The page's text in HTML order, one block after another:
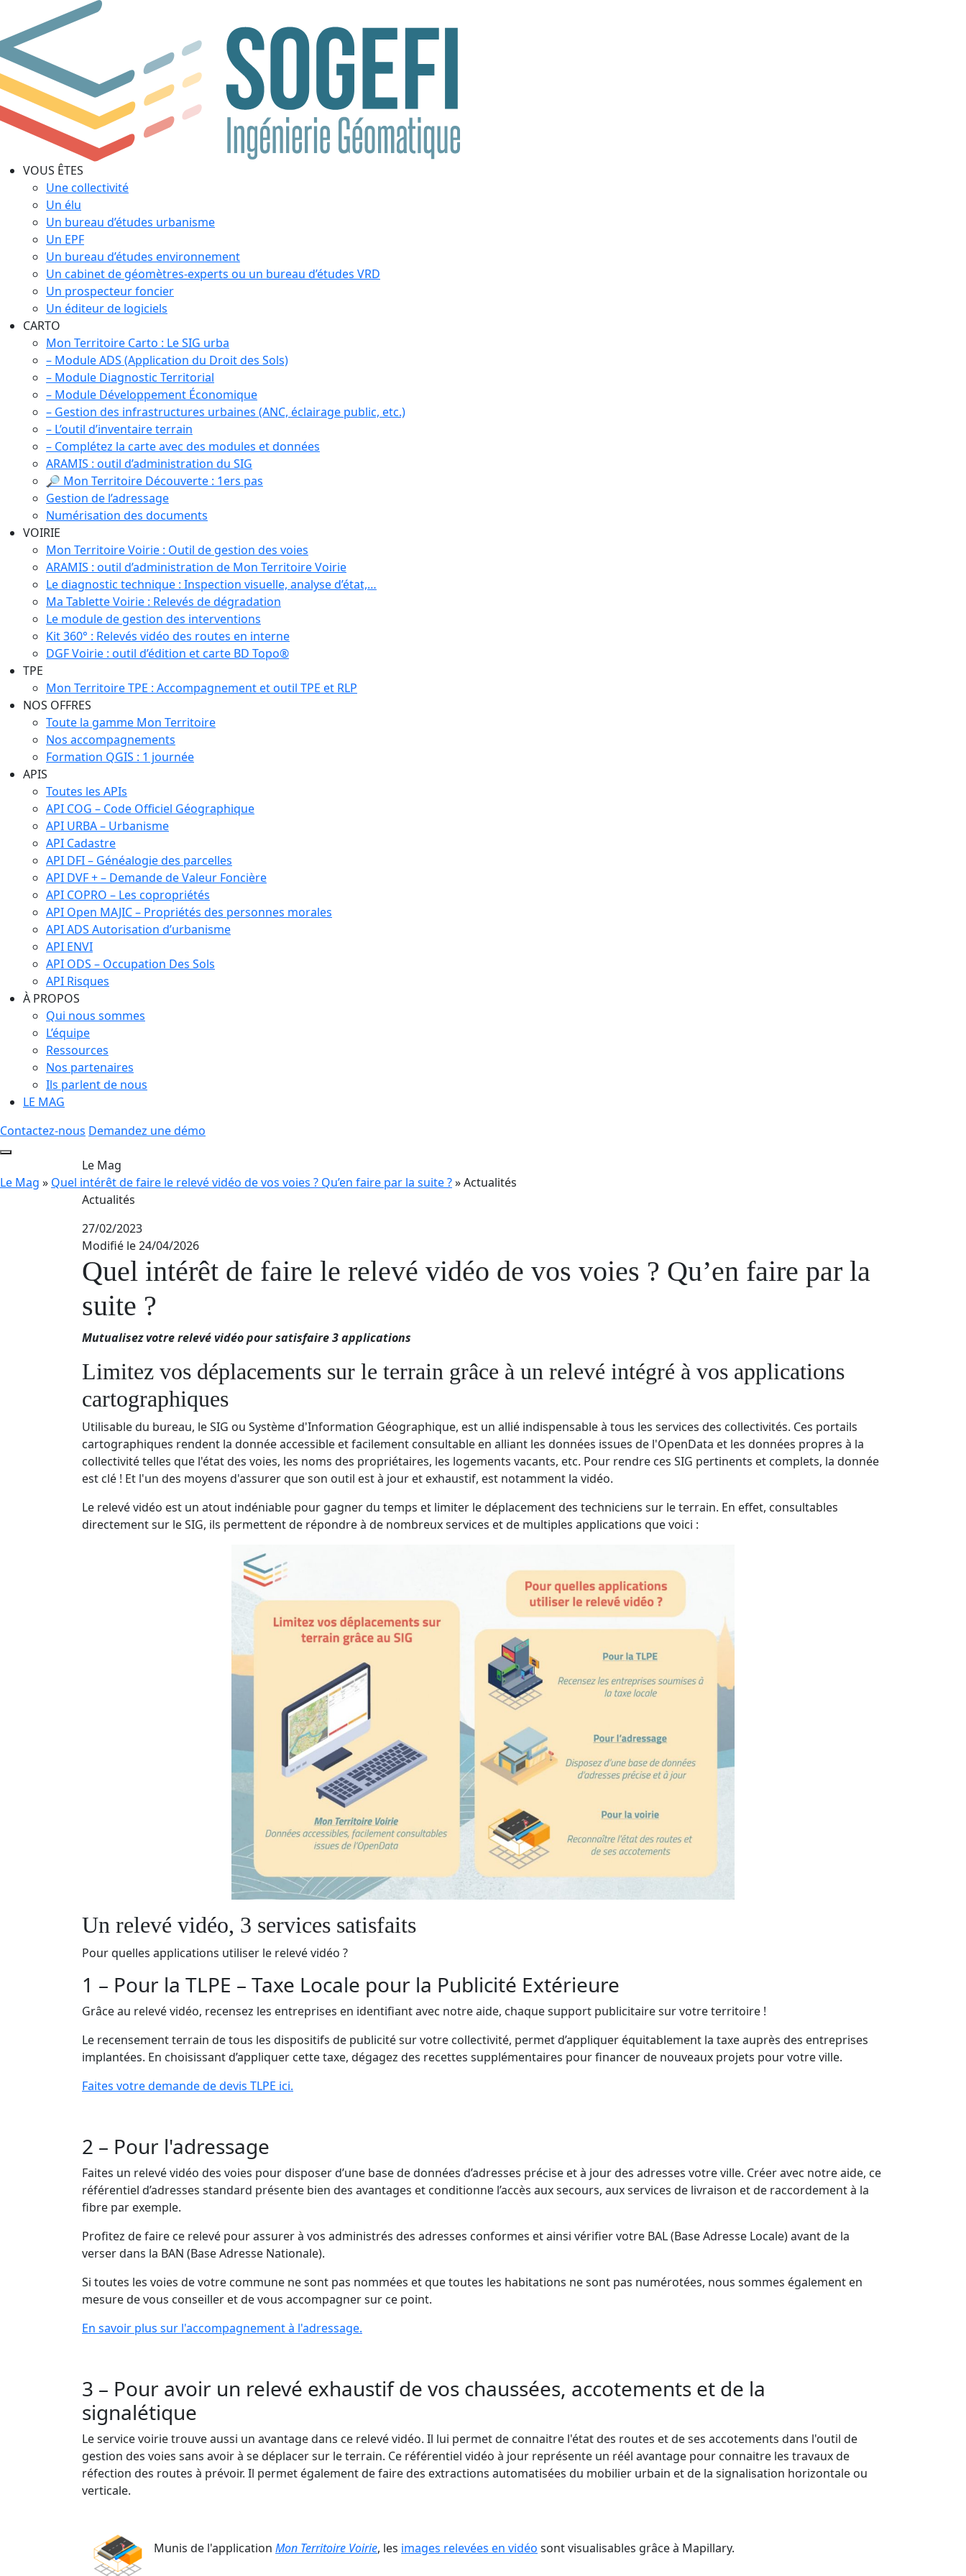
VOUS ÊTES
Une collectivité
Un élu
Un bureau d’études urbanisme
Un EPF
Un bureau d’études environnement
Un cabinet de géomètres-experts ou un bureau d’études VRD
Un prospecteur foncier
Un éditeur de logiciels
CARTO
Mon Territoire Carto : Le SIG urba
– Module ADS (Application du Droit des Sols)
– Module Diagnostic Territorial
– Module Développement Économique
– Gestion des infrastructures urbaines (ANC, éclairage public, etc.)
– L’outil d’inventaire terrain
– Complétez la carte avec des modules et données
ARAMIS : outil d’administration du SIG
🔎 Mon Territoire Découverte : 1ers pas
Gestion de l’adressage
Numérisation des documents
VOIRIE
Mon Territoire Voirie : Outil de gestion des voies
ARAMIS : outil d’administration de Mon Territoire Voirie
Le diagnostic technique : Inspection visuelle, analyse d’état,…
Ma Tablette Voirie : Relevés de dégradation
Le module de gestion des interventions
Kit 360° : Relevés vidéo des routes en interne
DGF Voirie : outil d’édition et carte BD Topo®
TPE
Mon Territoire TPE : Accompagnement et outil TPE et RLP
NOS OFFRES
Toute la gamme Mon Territoire
Nos accompagnements
Formation QGIS : 1 journée
APIS
Toutes les APIs
API COG – Code Officiel Géographique
API URBA – Urbanisme
API Cadastre
API DFI – Généalogie des parcelles
API DVF + – Demande de Valeur Foncière
API COPRO – Les copropriétés
API Open MAJIC – Propriétés des personnes morales
API ADS Autorisation d’urbanisme
API ENVI
API ODS – Occupation Des Sols
API Risques
À PROPOS
Qui nous sommes
L’équipe
Ressources
Nos partenaires
Ils parlent de nous
LE MAG
Contactez-nous Demandez une démo
Le Mag
Le Mag » Quel intérêt de faire le relevé vidéo de vos voies ? Qu’en faire par la suite ?»Actualités
Actualités
27/02/2023
Modifié le 24/04/2026
Quel intérêt de faire le relevé vidéo de vos voies ? Qu’en faire par la
suite ?
Mutualisez votre relevé vidéo pour satisfaire 3 applications
Limitez vos déplacements sur le terrain grâce à un relevé intégré à vos applications
cartographiques
Utilisable du bureau, le SIG ou Système d'Information Géographique, est un allié indispensable à tous les services des collectivités. Ces portails
cartographiques rendent la donnée accessible et facilement consultable en alliant les données issues de l'OpenData et les données propres à la
collectivité telles que l'état des voies, les noms des propriétaires, les logements vacants, etc. Pour rendre ces SIG pertinents et complets, la donnée
est clé ! Et l'un des moyens d'assurer que son outil est à jour et exhaustif, est notamment la vidéo.
Le relevé vidéo est un atout indéniable pour gagner du temps et limiter le déplacement des techniciens sur le terrain. En effet, consultables
directement sur le SIG, ils permettent de répondre à de nombreux services et de multiples applications que voici :
Un relevé vidéo, 3 services satisfaits
Pour quelles applications utiliser le relevé vidéo ?
1 – Pour la TLPE – Taxe Locale pour la Publicité Extérieure
Grâce au relevé vidéo, recensez les entreprises en identifiant avec notre aide, chaque support publicitaire sur votre territoire !
Le recensement terrain de tous les dispositifs de publicité sur votre collectivité, permet d’appliquer équitablement la taxe auprès des entreprises
implantées. En choisissant d’appliquer cette taxe, dégagez des recettes supplémentaires pour financer de nouveaux projets pour votre ville.
Faites votre demande de devis TLPE ici.
2 – Pour l'adressage
Faites un relevé vidéo des voies pour disposer d’une base de données d’adresses précise et à jour des adresses votre ville. Créer avec notre aide, ce
référentiel d’adresses standard présente bien des avantages et conditionne l’accès aux secours, aux services de livraison et de raccordement à la
fibre par exemple.
Profitez de faire ce relevé pour assurer à vos administrés des adresses conformes et ainsi vérifier votre BAL (Base Adresse Locale) avant de la
verser dans la BAN (Base Adresse Nationale).
Si toutes les voies de votre commune ne sont pas nommées et que toutes les habitations ne sont pas numérotées, nous sommes également en
mesure de vous conseiller et de vous accompagner sur ce point.
En savoir plus sur l'accompagnement à l'adressage.
3 – Pour avoir un relevé exhaustif de vos chaussées, accotements et de la
signalétique
Le service voirie trouve aussi un avantage dans ce relevé vidéo. Il lui permet de connaitre l'état des routes et de ses accotements dans l'outil de
gestion des voies sans avoir à se déplacer sur le terrain. Ce référentiel vidéo à jour représente un réél avantage pour connaitre les travaux de
réfection des routes à prévoir. Il permet également de fairedes extractions automatisées du mobilier urbain et de la signalisation horizontale ou
verticale.
Munis de l'application Mon Territoire Voirie, les images relevées en vidéo sont visualisables grâce à Mapillary.